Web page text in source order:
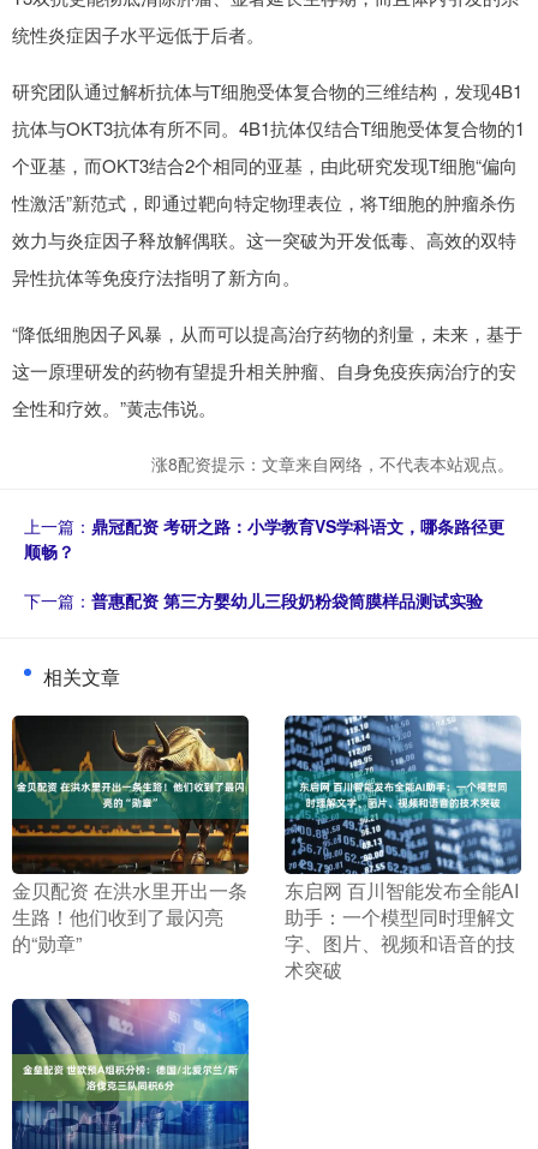
统性炎症因子水平远低于后者。
研究团队通过解析抗体与T细胞受体复合物的三维结构，发现4B1
抗体与OKT3抗体有所不同。4B1抗体仅结合T细胞受体复合物的1
个亚基，而OKT3结合2个相同的亚基，由此研究发现T细胞“偏向
性激活”新范式，即通过靶向特定物理表位，将T细胞的肿瘤杀伤
效力与炎症因子释放解偶联。这一突破为开发低毒、高效的双特
异性抗体等免疫疗法指明了新方向。
“降低细胞因子风暴，从而可以提高治疗药物的剂量，未来，基于
这一原理研发的药物有望提升相关肿瘤、自身免疫疾病治疗的安
全性和疗效。”黄志伟说。
涨8配资提示：文章来自网络，不代表本站观点。
上一篇： 鼎冠配资 考研之路：小学教育VS学科语文，哪条路径更
顺畅？
下一篇： 普惠配资 第三方婴幼儿三段奶粉袋筒膜样品测试实验
相关文章
​金贝配资 在洪水里开出一条
生路！他们收到了最闪亮
的“勋章”
​东启网 百川智能发布全能AI
助手：一个模型同时理解文
字、图片、视频和语音的技
术突破